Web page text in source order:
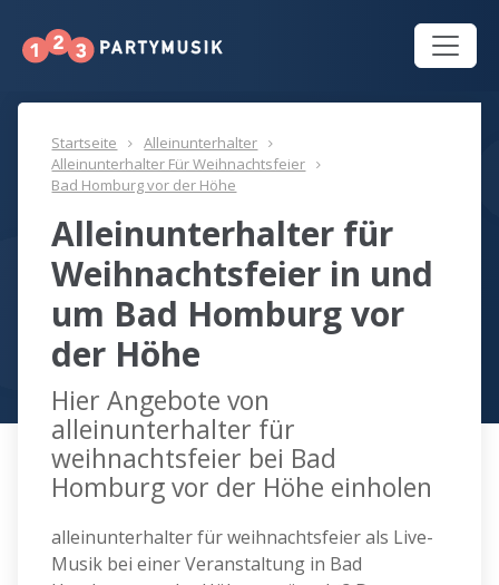
Startseite
Alleinunterhalter
Alleinunterhalter Für Weihnachtsfeier
Bad Homburg vor der Höhe
Alleinunterhalter für
Weihnachtsfeier in und
um Bad Homburg vor
der Höhe
Hier Angebote von
alleinunterhalter für
weihnachtsfeier bei Bad
Homburg vor der Höhe einholen
alleinunterhalter für weihnachtsfeier als Live-
Musik bei einer Veranstaltung in Bad